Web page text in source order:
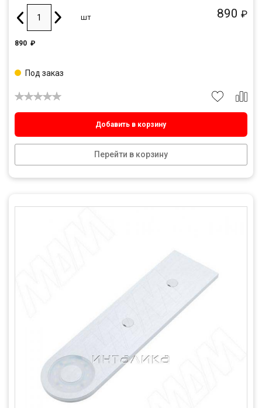
890 ₽
шт
890 ₽
Добавить в корзину
Перейти в корзину
Под заказ